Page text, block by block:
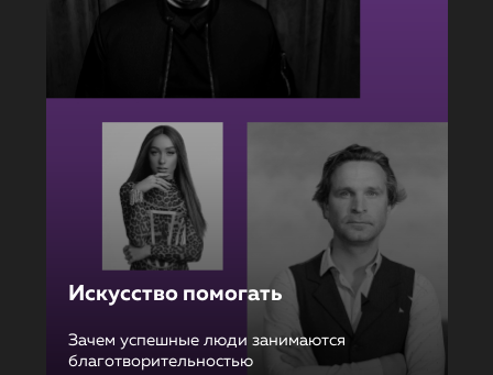
Искусство помогать
Зачем успешные люди занимаются
благотворительностью